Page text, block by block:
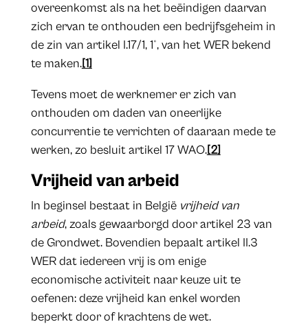
overeenkomst als na het beëindigen daarvan
zich ervan te onthouden een bedrijfsgeheim in
de zin van artikel I.17/1, 1°, van het WER bekend
te maken.[1]
Tevens moet de werknemer er zich van
onthouden om daden van oneerlijke
concurrentie te verrichten of daaraan mede te
werken, zo besluit artikel 17 WAO.[2]
Vrijheid van arbeid
In beginsel bestaat in België vrijheid van
arbeid, zoals gewaarborgd door artikel 23 van
de Grondwet. Bovendien bepaalt artikel II.3
WER dat iedereen vrij is om enige
economische activiteit naar keuze uit te
oefenen: deze vrijheid kan enkel worden
beperkt door of krachtens de wet.